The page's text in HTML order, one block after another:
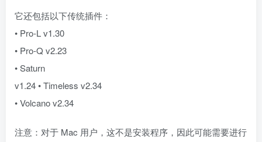
它还包括以下传统插件：
• Pro-L v1.30
• Pro-Q v2.23
• Saturn
v1.24 • Timeless v2.34
• Volcano v2.34
注意：对于 Mac 用户，这不是安装程序，因此可能需要进行